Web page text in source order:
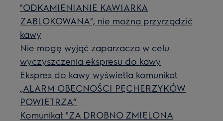
"ODKAMIENIANIE KAWIARKA
ZABLOKOWANA", nie można przyrządzić
kawy
Nie mogę wyjąć zaparzacza w celu
wyczyszczenia ekspresu do kawy
Ekspres do kawy wyświetla komunikat
„ALARM OBECNOŚCI PĘCHERZYKÓW
POWIETRZA”
Komunikat "ZA DROBNO ZMIELONA